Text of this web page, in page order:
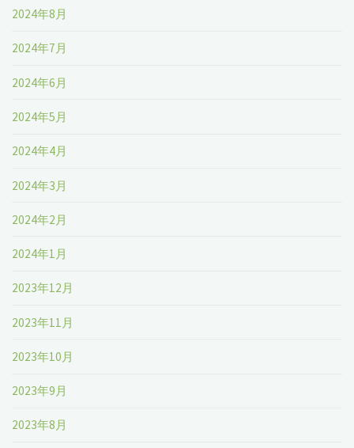
2024年8月
2024年7月
2024年6月
2024年5月
2024年4月
2024年3月
2024年2月
2024年1月
2023年12月
2023年11月
2023年10月
2023年9月
2023年8月